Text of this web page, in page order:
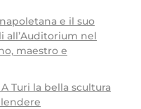
e il suo
all’Auditorium nel
maestro e
Turi la bella scultura